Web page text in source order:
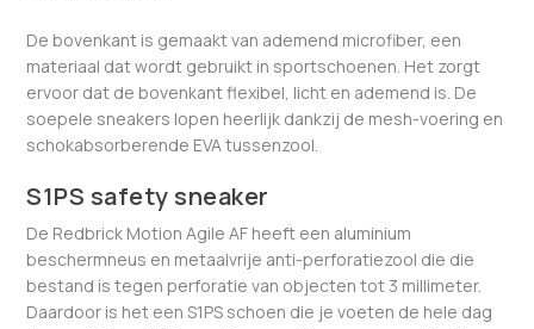
De bovenkant is gemaakt van ademend microfiber, een
materiaal dat wordt gebruikt in sportschoenen. Het zorgt
ervoor dat de bovenkant flexibel, licht en ademend is. De
soepele sneakers lopen heerlijk dankzij de mesh-voering en
schokabsorberende EVA tussenzool.
S1PS safety sneaker
De Redbrick Motion Agile AF heeft een aluminium
beschermneus en metaalvrije anti-perforatiezool die die
bestand is tegen perforatie van objecten tot 3 millimeter.
Daardoor is het een S1PS schoen die je voeten de hele dag